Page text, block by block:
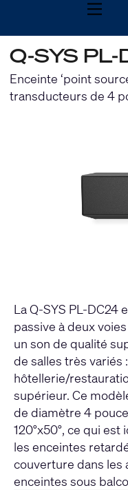
MENU
QSYS.com (English)
India (English)
Español
Français
Q-SYS
Enceinte ‘point
transducteurs de 4
La Q-SYS PL-DC24
passive à deux
un son de qualité
de salles très variés
hôtellerie/
supérieur. Ce
de diamètre 4
120°x50°, ce qui
les enceintes
couverture dans les
enceintes sous